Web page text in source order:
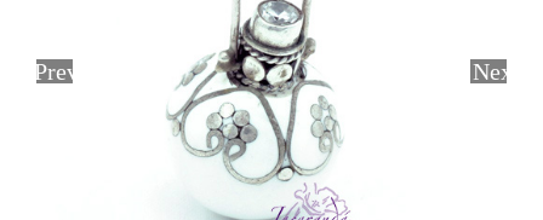
Previous Next